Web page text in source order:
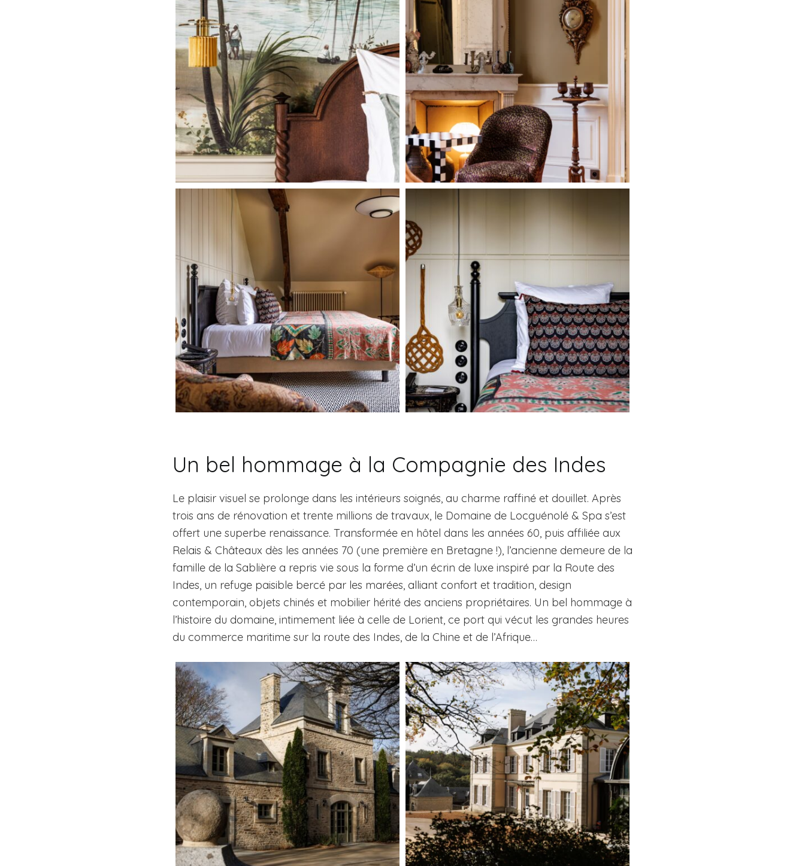
Un bel hommage à la Compagnie des Indes
Le plaisir visuel se prolonge dans les intérieurs soignés, au charme raffiné et douillet. Après
trois ans de rénovation et trente millions de travaux, le Domaine de Locguénolé & Spa s’est
offert une superbe renaissance. Transformée en hôtel dans les années 60, puis affiliée aux
Relais & Châteaux dès les années 70 (une première en Bretagne !), l’ancienne demeure de la
famille de la Sablière a repris vie sous la forme d’un écrin de luxe inspiré par la Route des
Indes, un refuge paisible bercé par les marées, alliant confort et tradition, design
contemporain, objets chinés et mobilier hérité des anciens propriétaires. Un bel hommage à
l’histoire du domaine, intimement liée à celle de Lorient, ce port qui vécut les grandes heures
du commerce maritime sur la route des Indes, de la Chine et de l’Afrique…